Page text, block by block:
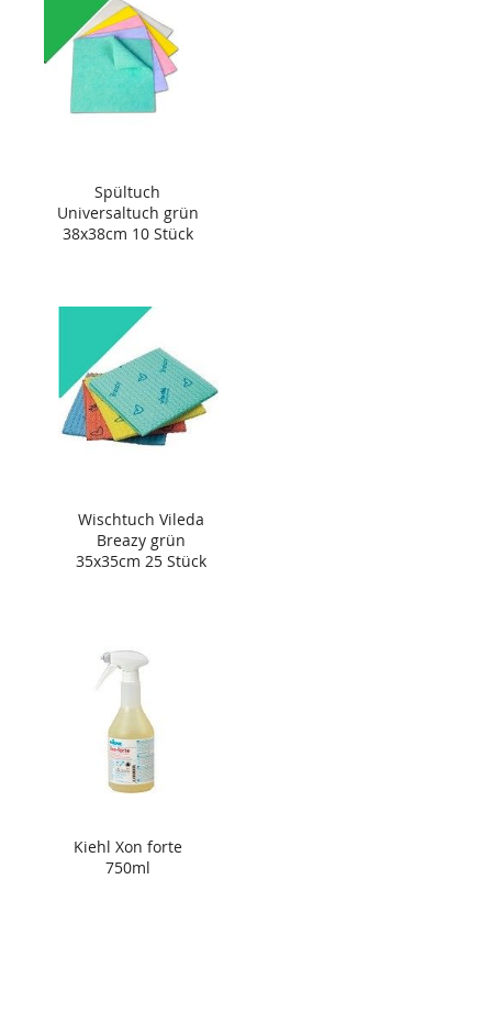
Spültuch
Universaltuch grün
38x38cm 10 Stück
Wischtuch Vileda
Breazy grün
35x35cm 25 Stück
Kiehl Xon forte
750ml